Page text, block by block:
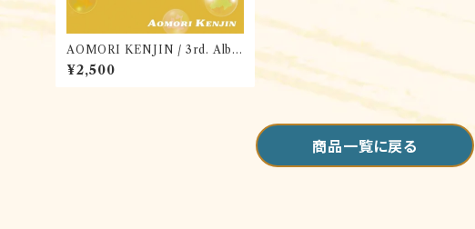
AOMORI KENJIN / 3rd. Albu
m 「青森魂」
¥2,500
商品一覧に戻る